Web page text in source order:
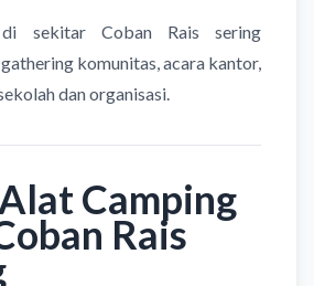
sekitar Coban Rais sering
komunitas, acara kantor,
dan organisasi.
Camping
Rais